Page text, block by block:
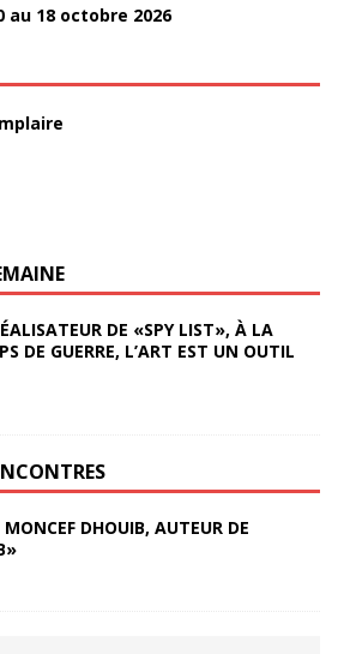
au 18 octobre 2026
DE «SPY LIST», À LA
DE GUERRE, L’ART EST UN OUTIL
DHOUIB, AUTEUR DE